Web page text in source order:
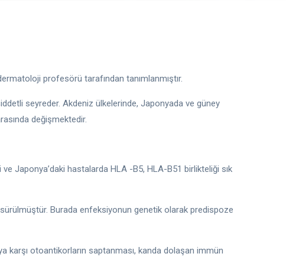
profesörü tarafından tanımlanmıştır.
seyreder. Akdeniz ülkelerinde, Japonyada ve güney
değişmektedir.
Japonya’daki hastalarda HLA -B5, HLA-B51 birlikteliği sık
Burada enfeksiyonun genetik olarak predispoze
karşı otoantikorların saptanması, kanda dolaşan immün